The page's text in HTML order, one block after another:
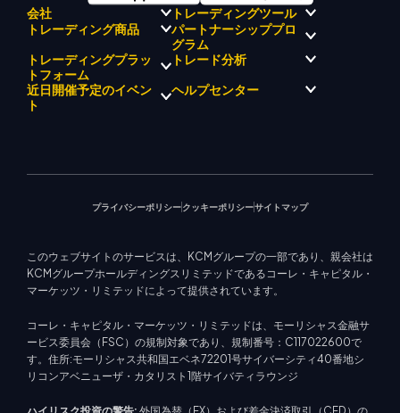
会社
KCMトレードについて
KCM トレードドリフトチーム
企業理念
企業ニュース
ビデオギャラリー
トレーディングツール
KCMトレード AI メンター
KCM トレードシグナルセンタ
ー
経済カレンダー
EA サポート (MT4)
トレーディング商品
外国為替
貴金属
エネルギー
株式インデックス
株式CFD
パートナーシッププロ
グラム
トレーディングプラッ
トフォーム
メタトレーダー 4
トレード分析
マーケットアナリストチーム
近日開催予定のイベン
ト
ヘルプセンター
プライバシーポリシークッキーポリシーサイトマップ
このウェブサイトのサービスは、KCMグループの一部であり、親会社は
KCMグループホールディングスリミテッドであるコーレ・キャピタル・
マーケッツ・リミテッドによって提供されています。
コーレ・キャピタル・マーケッツ・リミテッドは、モーリシャス金融サ
ービス委員会（FSC）の規制対象であり、規制番号：C117022600で
す。住所:モーリシャス共和国エベネ72201号サイバーシティ40番地シ
リコンアベニューザ・カタリスト1階サイバティラウンジ